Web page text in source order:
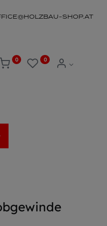
SHOP.AT
0 0